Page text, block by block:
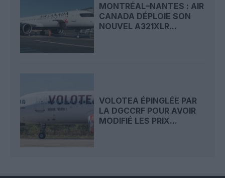
MONTRÉAL–NANTES : AIR
CANADA DÉPLOIE SON
NOUVEL A321XLR...
VOLOTEA ÉPINGLÉE PAR
LA DGCCRF POUR AVOIR
MODIFIÉ LES PRIX...